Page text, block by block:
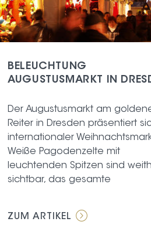
BELEUCHTUNG
AUGUSTUSMARKT IN
Der Augustusmarkt am
Reiter in Dresden präsentiert
internationaler
Weiße Pagodenzelte mit
leuchtenden Spitzen sind
sichtbar, das gesamte
ZUM ARTIKEL